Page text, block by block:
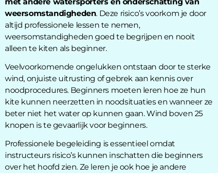
weersomstandigheden. Deze risico’s voorkom je door
altijd professionele lessen te nemen,
weersomstandigheden goed te begrijpen en nooit
alleen te kiten als beginner.
Veelvoorkomende ongelukken ontstaan door te sterke
wind, onjuiste uitrusting of gebrek aan kennis over
noodprocedures. Beginners moeten leren hoe ze hun
kite kunnen neerzetten in noodsituaties en wanneer ze
beter niet het water op kunnen gaan. Wind boven 25
knopen is te gevaarlijk voor beginners.
Professionele begeleiding is essentieel omdat
instructeurs risico’s kunnen inschatten die beginners
over het hoofd zien. Ze leren je ook hoe je andere